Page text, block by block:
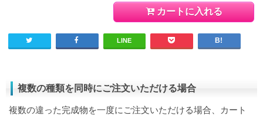
カートに入れる
LINE
複数の種類を同時にご注文いただける場合
複数の違った完成物を一度にご注文いただける場合、カート